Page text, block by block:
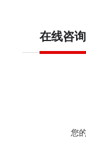
在线咨询
您